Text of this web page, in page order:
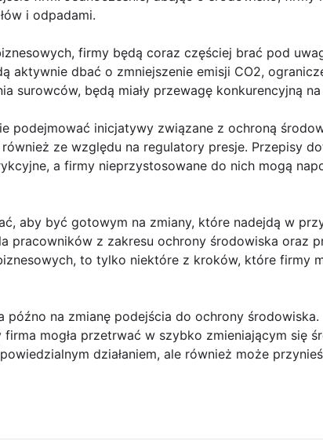
i odpadami.
firmy będą coraz częściej brać pod
aktywnie dbać o zmniejszenie emisji CO2,
surowców, będą miały przewagę konkurencyjną na
podejmować inicjatywy związane z ochroną
ze względu na regulatory presje. Przepisy
a firmy nieprzystosowane do nich mogą
aby być gotowym na zmiany, które nadejdą w
pracowników z zakresu ochrony środowiska oraz
to tylko niektóre z kroków, które firmy
na zmianę podejścia do ochrony
mogła przetrwać w szybko zmieniającym się
działaniem, ale również może